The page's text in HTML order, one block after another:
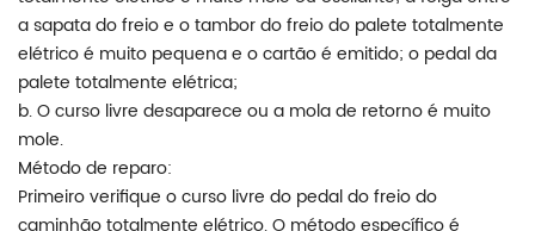
a sapata do freio e o tambor do freio do palete totalmente
elétrico é muito pequena e o cartão é emitido; o pedal da
palete totalmente elétrica;
b. O curso livre desaparece ou a mola de retorno é muito
mole.
Método de reparo:
Primeiro verifique o curso livre do pedal do freio do
caminhão totalmente elétrico. O método específico é